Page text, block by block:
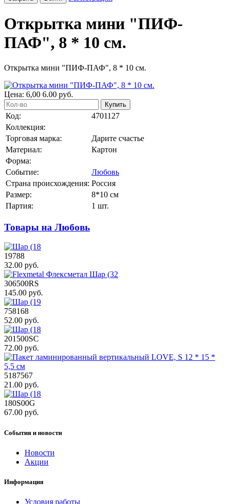
Открытка мини "ПИФ-
ПАФ", 8 * 10 см.
Открытка мини "ПИФ-ПАФ", 8 * 10 см.
Цена: 6,00 6.00 руб.
Купить
Код:
4701127
Коллекция:
Торговая марка:
Дарите счастье
Материал:
Картон
Форма:
Событие:
Любовь
Страна происхождения: Россия
Размер:
8*10 см
Партия:
1 шт.
Товары на Любовь
19788
32.00 руб.
306500RS
145.00 руб.
758168
52.00 руб.
201500SC
72.00 руб.
5187567
21.00 руб.
180S00G
67.00 руб.
События и новости
Новости
Акции
Информация
Условия работы